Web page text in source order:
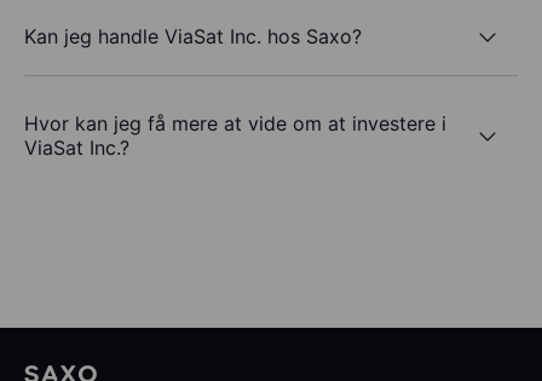
Kan jeg handle ViaSat Inc. hos Saxo?
Hvor kan jeg få mere at vide om at investere i
ViaSat Inc.?